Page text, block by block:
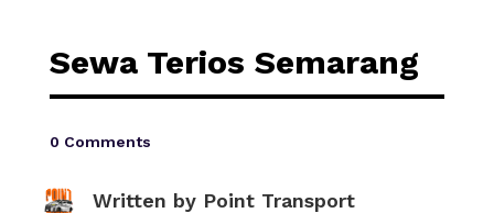
Sewa Terios Semarang
0 Comments
Written by Point Transport